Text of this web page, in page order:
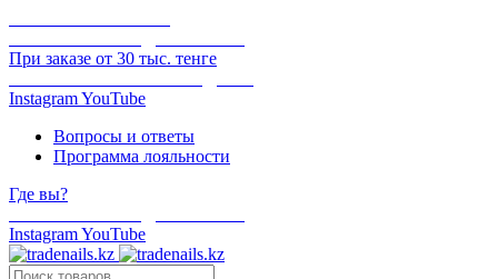
При заказе от 30 тыс. тенге
InstagramYouTube
Вопросы и ответы
Программа лояльности
Где вы?
InstagramYouTube